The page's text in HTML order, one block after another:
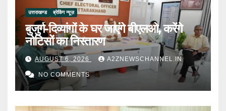
उत्तराखण्ड ब्रेकिंग न्यूज़
बुजुर्ग-दिव्यांगों के घर जाएंगे बीएलओ, करेंगे
नोटिसों का निस्तारण
AUGUST 6, 2026 A2ZNEWSCHANNEL.IN
NO COMMENTS